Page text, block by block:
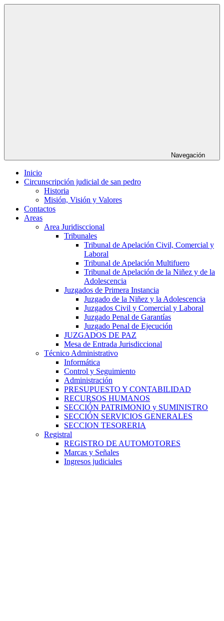
Saltar
Navegación
Inicio
Circunscripción judicial de san pedro
Historia
Misión, Visión y Valores
Contactos
Areas
Area Juridisccional
Tribunales
Tribunal de Apelación Civil, Comercial y
Laboral
Tribunal de Apelación Multifuero
Tribunal de Apelación de la Niñez y de la
Adolescencia
Juzgados de Primera Instancia
Juzgado de la Niñez y la Adolescencia
Juzgados Civil y Comercial y Laboral
Juzgado Penal de Garantías
Juzgado Penal de Ejecución
JUZGADOS DE PAZ
Mesa de Entrada Jurisdiccional
Técnico Administrativo
Informática
Control y Seguimiento
Administración
PRESUPUESTO Y CONTABILIDAD
RECURSOS HUMANOS
SECCIÓN PATRIMONIO y SUMINISTRO
SECCIÓN SERVICIOS GENERALES
SECCION TESORERIA
Registral
REGISTRO DE AUTOMOTORES
Marcas y Señales
Ingresos judiciales